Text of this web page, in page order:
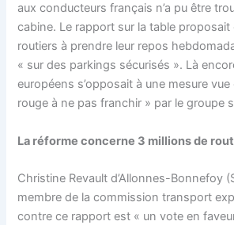
aux conducteurs français n’a pu être
cabine. Le rapport sur la table proposait
routiers à prendre leur repos
« sur des parkings sécurisés ». Là
européens s’opposait à une mesure
rouge à ne pas franchir » par le groupe
La réforme concerne 3 millions de
Christine Revault d’Allonnes-Bonnefoy
membre de la commission transport
contre ce rapport est « un vote en